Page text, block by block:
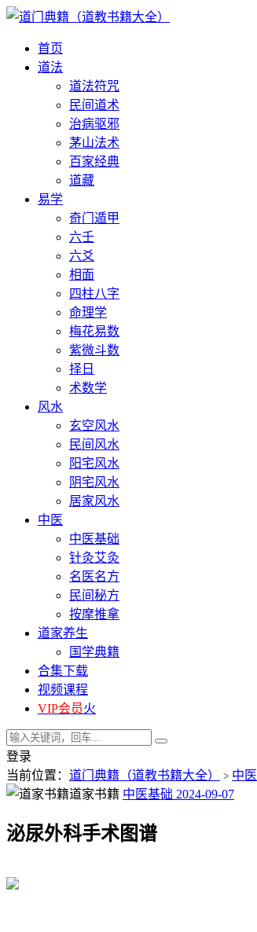
首页
道法
道法符咒
民间道术
治病驱邪
茅山法术
百家经典
道藏
易学
奇门遁甲
六壬
六爻
相面
四柱八字
命理学
梅花易数
紫微斗数
择日
术数学
风水
玄空风水
民间风水
阳宅风水
阴宅风水
居家风水
中医
中医基础
针灸艾灸
名医名方
民间秘方
按摩推拿
道家养生
国学典籍
合集下载
视频课程
VIP会员火
登录
当前位置： 道门典籍（道教书籍大全） > 中医
道家书籍 中医基础 2024-09-07
泌尿外科手术图谱